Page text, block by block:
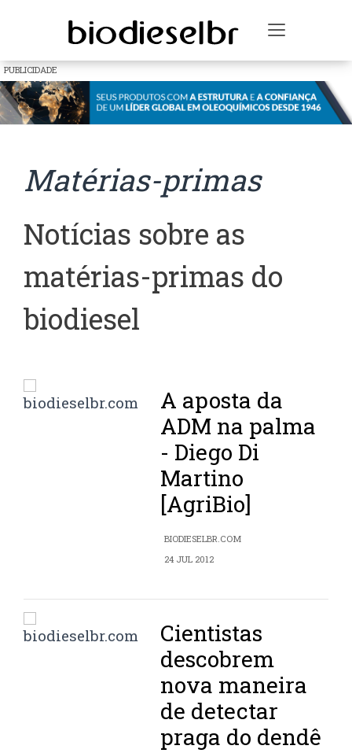
Toggle
PUBLICIDADE
Matérias-primas
Notícias sobre as
matérias-primas do
biodiesel
A aposta da
ADM na palma
- Diego Di
Martino
[AgriBio]
BIODIESELBR.COM
24 JUL 2012
Cientistas
descobrem
nova maneira
de detectar
praga do dendê